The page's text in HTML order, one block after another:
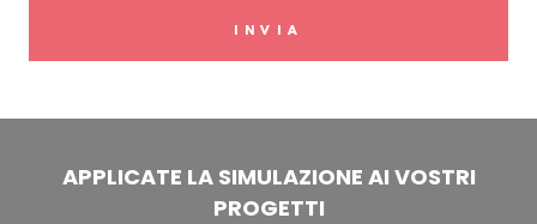
INVIA
APPLICATE LA SIMULAZIONE AI VOSTRI
PROGETTI